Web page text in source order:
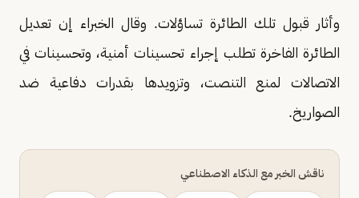
وأثار قبول تلك الطائرة تساؤلات. وقال الخبراء إن تعديل
الطائرة الفاخرة تطلب إجراء تحسينات أمنية، وتحسينات في
الاتصالات لمنع التنصت، وتزويدها بقدرات دفاعية ضد
الصواريخ.
ناقش الخبر مع الذكاء الاصطناعي